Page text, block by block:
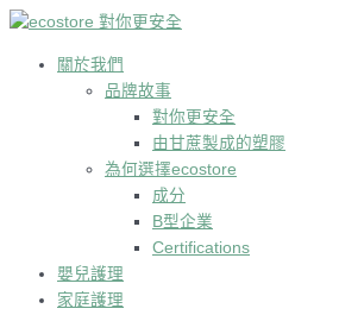
跳
關於我們
品牌故事
對你更安全
由甘蔗製成的塑膠
為何選擇ecostore
成分
B型企業
Certifications
嬰兒護理
家庭護理